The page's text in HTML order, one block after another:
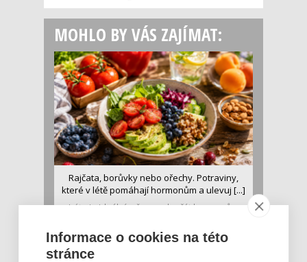
MOHLO BY VÁS ZAJÍMAT:
Rajčata, borůvky nebo ořechy. Potraviny,
které v létě pomáhají hormonům a ulevuj [...]
Léto je ideálním časem dopřát hormonům
luštěniny jsou práv...
Informace o cookies na této
stránce